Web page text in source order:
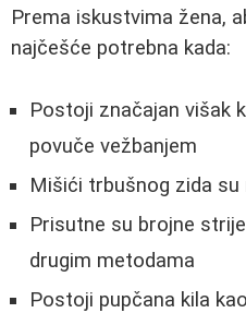
Prema iskustvima žena,
najčešće potrebna kada:
Postoji značajan višak
povuče vežbanjem
Mišići trbušnog zida
Prisutne su brojne
drugim metodama
Postoji pupčana kila